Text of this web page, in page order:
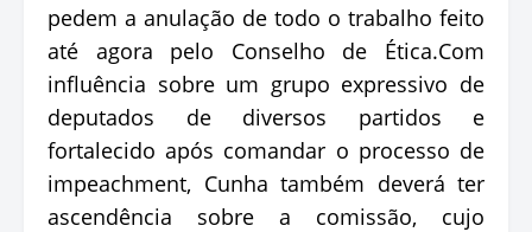
pedem a anulação de todo o trabalho feito
até agora pelo Conselho de Ética.Com
influência sobre um grupo expressivo de
deputados de diversos partidos e
fortalecido após comandar o processo de
impeachment, Cunha também deverá ter
ascendência sobre a comissão, cujo